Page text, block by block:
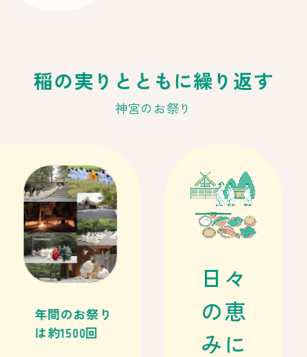
稲の実りとともに繰り返す
神宮のお祭り
年間のお祭り
は約1500回
日々
の恵
みに